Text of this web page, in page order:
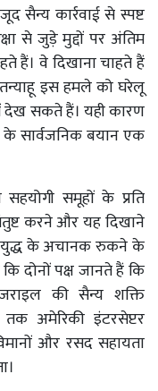
सैन्य कार्रवाई से स्पष्ट
से जुड़े मुद्दों पर अंतिम
हैं। वे दिखाना चाहते हैं
इस हमले को घरेलू
देख सकते हैं। यही कारण
सार्वजनिक बयान एक
समूहों के प्रति
करने और यह दिखाने
युद्ध के अचानक रुकने के
दोनों पक्ष जानते हैं कि
की सैन्य शक्ति
अमेरिकी इंटरसेप्टर
और रसद सहायता